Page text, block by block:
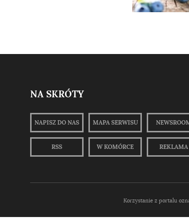
NA SKRÓTY
NAPISZ DO NAS MAPA SERWISU
RSS W KOMÓRCE REKLAMA
Korzystanie z portalu